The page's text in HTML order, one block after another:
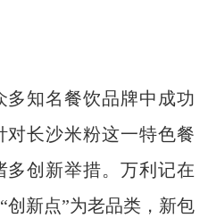
知名餐饮品牌中成功
对长沙米粉这一特色餐
创新举措。万利记在
创新点”为老品类，新包